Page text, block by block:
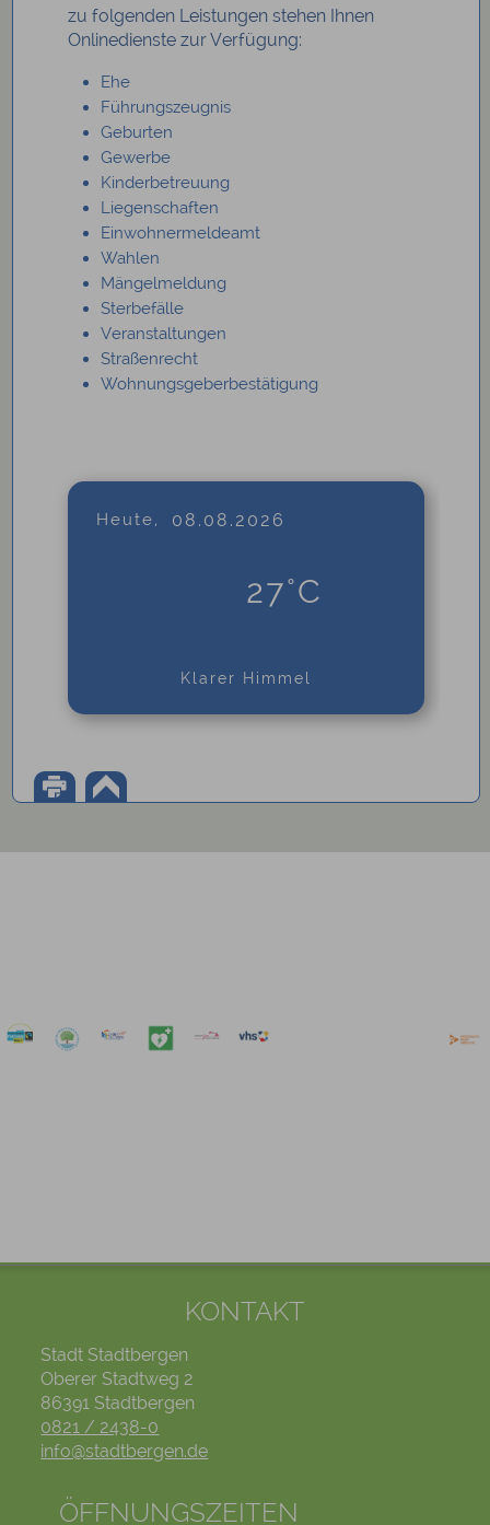
zu folgenden Leistungen stehen Ihnen
Onlinedienste zur Verfügung:
Ehe
Führungszeugnis
Geburten
Gewerbe
Kinderbetreuung
Liegenschaften
Einwohnermeldeamt
Wahlen
Mängelmeldung
Sterbefälle
Veranstaltungen
Straßenrecht
Wohnungsgeberbestätigung
Heute, 08.08.2026
27°C
Klarer Himmel
KONTAKT
Stadt Stadtbergen
Oberer Stadtweg 2
86391 Stadtbergen
0821 / 2438-0
info@stadtbergen.de
ÖFFNUNGSZEITEN